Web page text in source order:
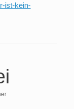
ist-kein-